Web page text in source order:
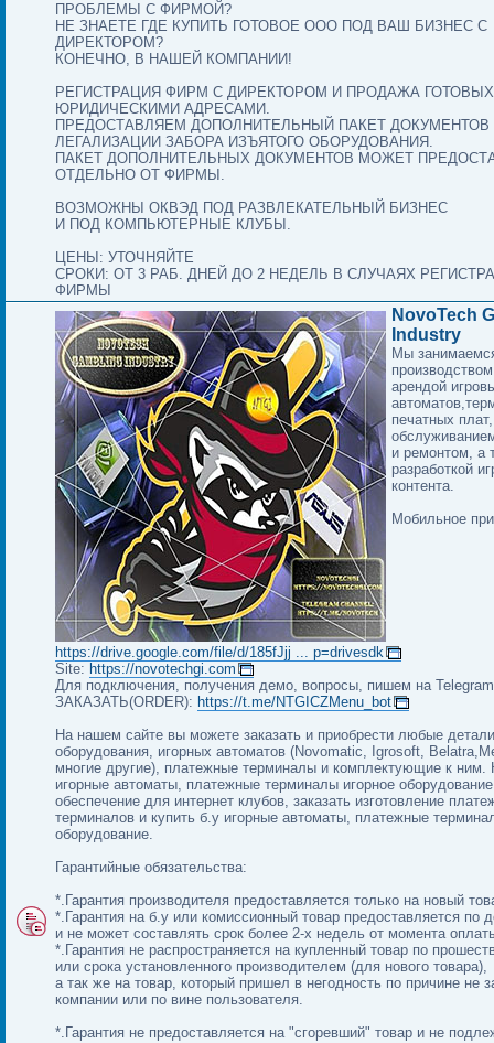
ПРОБЛЕМЫ С ФИРМОЙ?
НЕ ЗНАЕТЕ ГДЕ КУПИТЬ ГОТОВОЕ ООО ПОД ВАШ БИЗНЕС С
ДИРЕКТОРОМ?
КОНЕЧНО, В НАШЕЙ КОМПАНИИ!
РЕГИСТРАЦИЯ ФИРМ С ДИРЕКТОРОМ И ПРОДАЖА
ЮРИДИЧЕСКИМИ АДРЕСАМИ.
ПРЕДОСТАВЛЯЕМ ДОПОЛНИТЕЛЬНЫЙ ПАКЕТ ДОКУМЕНТОВ
ЛЕГАЛИЗАЦИИ ЗАБОРА ИЗЪЯТОГО ОБОРУДОВАНИЯ.
ПАКЕТ ДОПОЛНИТЕЛЬНЫХ ДОКУМЕНТОВ МОЖЕТ
ОТДЕЛЬНО ОТ ФИРМЫ.
ВОЗМОЖНЫ ОКВЭД ПОД РАЗВЛЕКАТЕЛЬНЫЙ БИЗНЕС
И ПОД КОМПЬЮТЕРНЫЕ КЛУБЫ.
ЦЕНЫ: УТОЧНЯЙТЕ
СРОКИ: ОТ 3 РАБ. ДНЕЙ ДО 2 НЕДЕЛЬ В СЛУЧАЯХ
ФИРМЫ
NovoTech
Industry
Мы
арендой
печатных
и ремонтом, а
разработкой
контента.
Мобильное
https://drive.google.com/file/d/185fJjj ... p=drivesdk
Site: https://novotechgi.com
Для подключения, получения демо, вопросы, пишем на Telegram
ЗАКАЗАТЬ(ORDER): https://t.me/NTGICZMenu_bot
На нашем сайте вы можете заказать и приобрести любые
оборудования, игорных автоматов (Novomatic, Igrosoft,
многие другие), платежные терминалы и комплектующие к ним.
игорные автоматы, платежные терминалы игорное
обеспечение для интернет клубов, заказать изготовление
терминалов и купить б.у игорные автоматы, платежные
оборудование.
Гарантийные обязательства:
*.Гарантия производителя предоставляется только на новый
*.Гарантия на б.у или комиссионный товар предоставляется по
и не может составлять срок более 2-х недель от момента
*.Гарантия не распространяется на купленный товар по
или срока установленного производителем (для нового товара),
а так же на товар, который пришел в негодность по причине не
компании или по вине пользователя.
*.Гарантия не предоставляется на "сгоревший" товар и не